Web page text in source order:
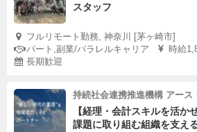
スタッフ
フルリモート勤務, 神奈川 [茅ヶ崎市]
パート,副業/パラレルキャリア
時給
長期歓迎
持続社会連携推進機構 アース
【経理・会計スキルを活か
課題に取り組む組織を支え